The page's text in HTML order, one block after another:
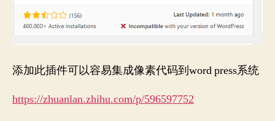
添加此插件可以容易集成像素代码到word press系统
https://zhuanlan.zhihu.com/p/596597752